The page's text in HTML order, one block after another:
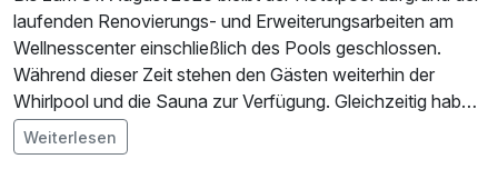
laufenden Renovierungs- und Erweiterungsarbeiten am
Wellnesscenter einschließlich des Pools geschlossen.
Während dieser Zeit stehen den Gästen weiterhin der
Whirlpool und die Sauna zur Verfügung. Gleichzeitig haben
wir für unsere Gäste die Möglichkeit der kostenlosen
Nutzung des Schwimmbads im Bad Evženie in Klášterec
Im Angebot enthalten
Weiterlesen